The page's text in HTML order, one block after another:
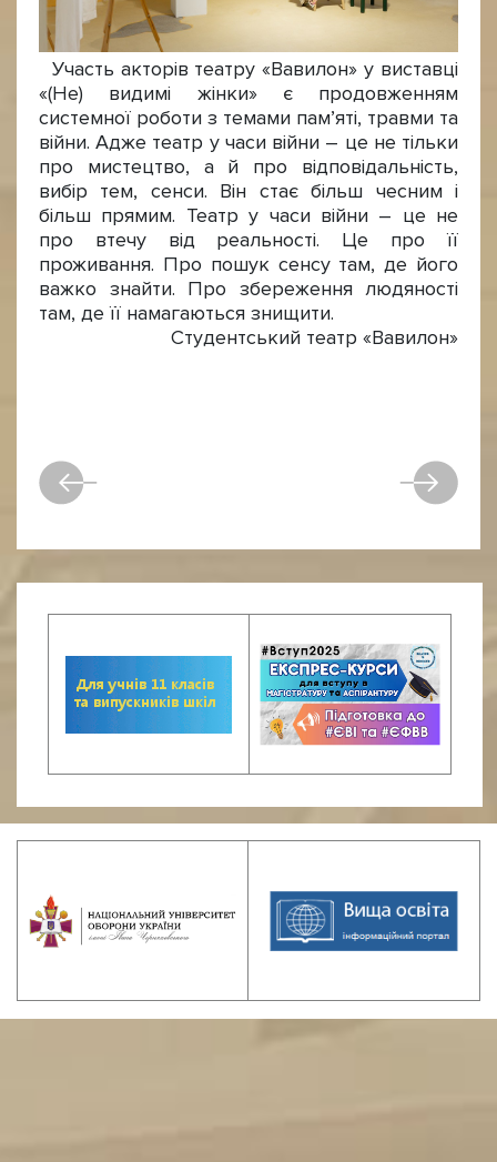
Участь акторів театру «Вавилон» у виставці
«(Не) видимі жінки» є продовженням
системної роботи з темами пам’яті, травми та
війни. Адже театр у часи війни – це не тільки
про мистецтво, а й про відповідальність,
вибір тем, сенси. Він стає більш чесним і
більш прямим. Театр у часи війни – це не
про втечу від реальності. Це про її
проживання. Про пошук сенсу там, де його
важко знайти. Про збереження людяності
там, де її намагаються знищити.
Студентський театр «Вавилон»